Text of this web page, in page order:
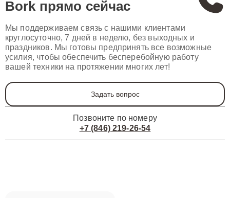
Bork прямо сейчас
Мы поддерживаем связь с нашими клиентами
круглосуточно, 7 дней в неделю, без выходных и
праздников. Мы готовы предпринять все возможные
усилия, чтобы обеспечить бесперебойную работу
вашей техники на протяжении многих лет!
Задать вопрос
Позвоните по номеру
+7 (846) 219-26-54